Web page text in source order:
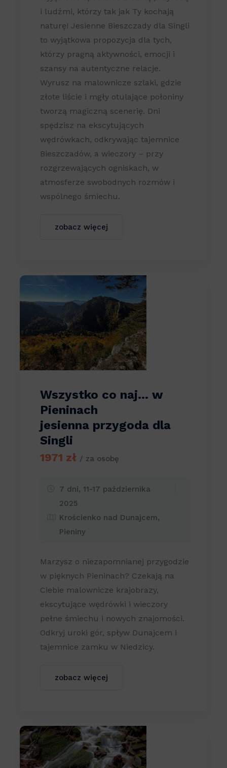
i ludźmi, którzy tak jak Ty kochają
naturę! Jesienne Bieszczady dla Singli
to wyjątkowa propozycja dla tych,
którzy pragną aktywności, emocji i
szansy na autentyczne relacje.
Wyrusz na malownicze szlaki, gdzie
złote liście i mgły otulające połoniny
tworzą magiczną scenerię. Dni
spędzisz na ekscytujących
wędrówkach, odkrywając tajemnice
Bieszczadów, a wieczory – przy
rozgrzewających ogniskach, w
atmosferze swobodnych rozmów i
wspólnego śmiechu.
zobacz więcej
Wszystko co naj… w
Pieninach
jesienna przygoda dla
Singli
1971 zł / za osobę
7 dni, 11-17 października
2025
Krościenko nad Dunajcem,
Pieniny
Marzysz o niezapomnianej przygodzie
w pięknych Pieninach? Czekają na
Ciebie malownicze krajobrazy,
ekscytujące wędrówki i wieczory
pełne śmiechu i nowych znajomości.
Odkryj uroki gór, spływ Dunajcem i
tajemnice zamku w Niedzicy.
zobacz więcej